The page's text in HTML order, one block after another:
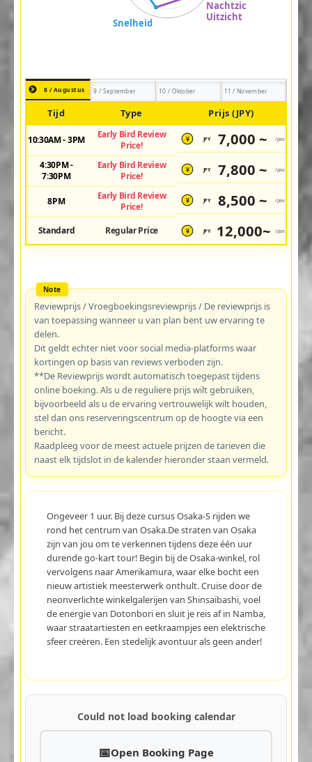
8 / Augustus 9 / September 10 / Oktober 11 / November
Tijd Type Prijs (JPY)
10:30AM - 3PM
Early Bird Review
Price!
¥ JPY 7,000 ~ /pax
4:30PM -
7:30PM
Early Bird Review
Price!
¥ JPY 7,800 ~ /pax
8PM
Early Bird Review
Price!
¥ JPY 8,500 ~ /pax
Standard Regular Price ¥ JPY 12,000~ /pax
Reviewprijs / Vroegboekingsreviewprijs / De reviewprijs is
van toepassing wanneer u van plan bent uw ervaring te
delen.
Dit geldt echter niet voor social media-platforms waar
kortingen op basis van reviews verboden zijn.
**De Reviewprijs wordt automatisch toegepast tijdens
online boeking. Als u de reguliere prijs wilt gebruiken,
bijvoorbeeld als u de ervaring vertrouwelijk wilt houden,
stel dan ons reserveringscentrum op de hoogte via een
bericht.
Raadpleeg voor de meest actuele prijzen de tarieven die
naast elk tijdslot in de kalender hieronder staan vermeld.
Ongeveer 1 uur. Bij deze cursus Osaka-S rijden we
rond het centrum van Osaka.De straten van Osaka
zijn van jou om te verkennen tijdens deze één uur
durende go-kart tour! Begin bij de Osaka-winkel, rol
vervolgens naar Amerikamura, waar elke bocht een
nieuw artistiek meesterwerk onthult. Cruise door de
neonverlichte winkelgalerijen van Shinsaibashi, voel
de energie van Dotonbori en sluit je reis af in Namba,
waar straatartiesten en eetkraampjes een elektrische
sfeer creëren. Een stedelijk avontuur als geen ander!
Could not load booking calendar
Open Booking Page